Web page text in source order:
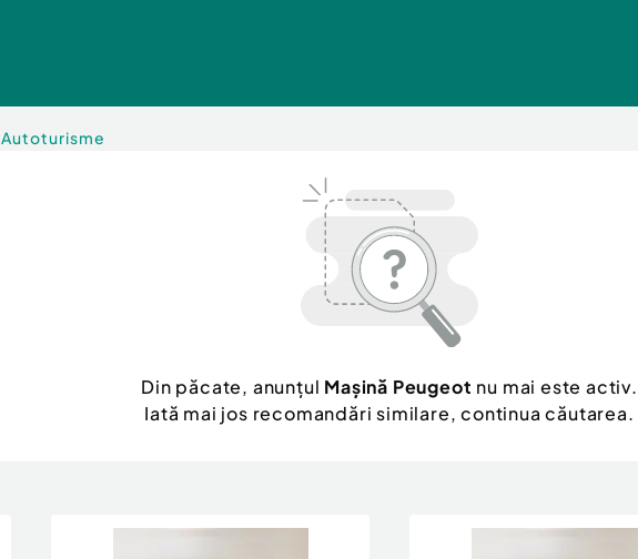
Autoturisme
Din păcate, anunțul Mașină Peugeot nu mai este activ.
Iată mai jos recomandări similare, continua căutarea.